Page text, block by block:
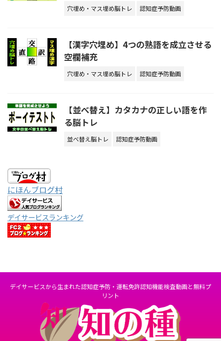
穴埋め・マス埋め脳トレ 認知症予防動画
【漢字穴埋め】4つの熟語を成立させる
空欄補充
穴埋め・マス埋め脳トレ 認知症予防動画
【並べ替え】カタカナの正しい語を作
る脳トレ
並べ替え脳トレ 認知症予防動画
にほんブログ村
デイサービスランキング
デイサービスから生まれた認知症予防・運転免許認知機能検査動画と無料プ
リント